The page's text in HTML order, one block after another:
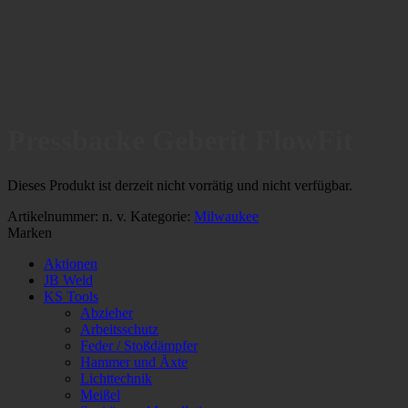
Dieses Produkt ist derzeit nicht vorrätig und nicht verfügbar.
Artikelnummer: n. v. Kategorie: Milwaukee
Marken
Aktionen
JB Weld
KS Tools
Abzieher
Arbeitsschutz
Feder / Stoßdämpfer
Hammer und Äxte
Lichttechnik
Meißel